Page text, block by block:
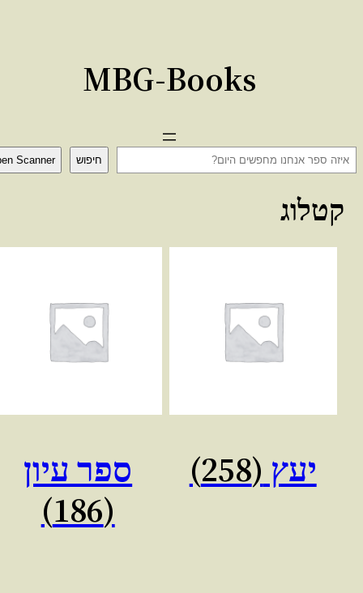
MBG-Books
חיפוש Open Scanner
קטלוג
יעץ(258)
ספר עיון